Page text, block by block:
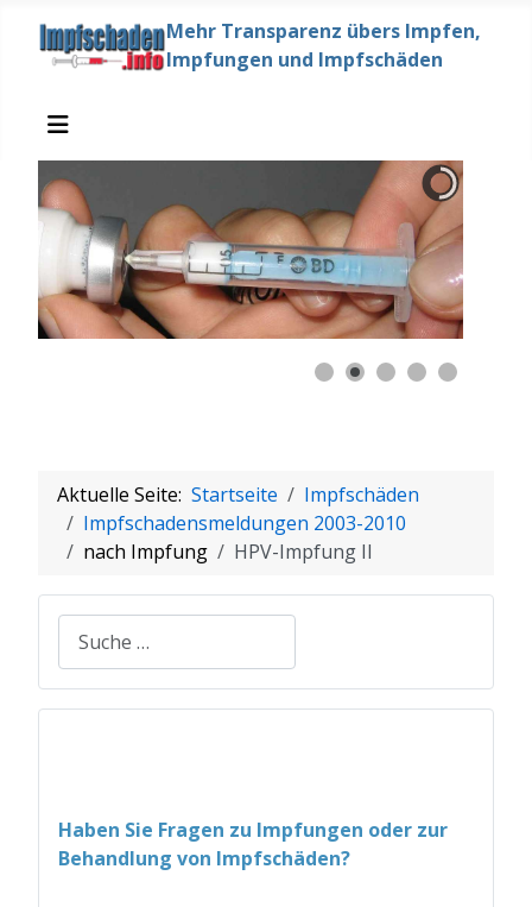
Mehr Transparenz übers Impfen,
Impfungen und Impfschäden
Aktuelle Seite: Startseite
Impfschäden
Impfschadensmeldungen 2003-2010
nach Impfung
HPV-Impfung II
Suchen
Haben Sie Fragen zu Impfungen oder zur
Behandlung von Impfschäden?